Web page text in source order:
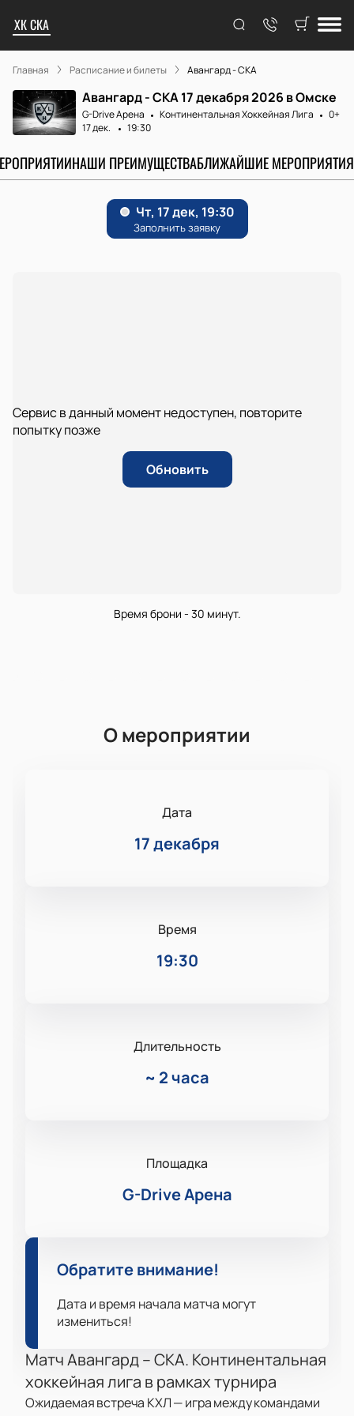
ХК СКА
Главная Расписание и билеты Авангард - СКА
Авангард - СКА 17 декабря 2026 в Омске
G-Drive Арена Континентальная Хоккейная Лига
0+
17 дек.
19:30
НАШИ ПРЕИМУЩЕСТВАБЛИЖАЙШИЕ МЕРОПРИЯТИЯ
Сервис в данный момент недоступен, повторите
попытку позже
Обновить
Время брони - 30 минут.
О мероприятии
Дата
17 декабря
Время
19:30
Длительность
~ 2 часа
Площадка
G-Drive Арена
Обратите внимание!
Дата и время начала матча могут
измениться!
Матч Авангард – СКА. Континентальная
хоккейная лига в рамках турнира
Ожидаемая встреча КХЛ — игра между командами